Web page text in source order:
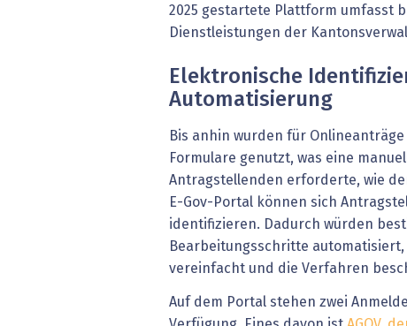
2025 gestartete Plattform umfasst
Dienstleistungen der
Elektronische
Automatisierung
Bis anhin wurden für
Formulare genutzt, was eine
Antragstellenden erforderte, wie
E-Gov-Portal können sich
identifizieren. Dadurch würden
Bearbeitungsschritte
vereinfacht und die Verfahren
Auf dem Portal stehen zwei